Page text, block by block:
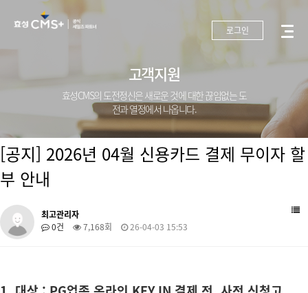
로그인
고객지원
효성CMS의 도전정신은 새로운 것에 대한 끊임없는 도
전과 열정에서 나옵니다.
[공지] 2026년 04월 신용카드 결제 무이자 할
부 안내
최고관리자
0건
7,168회 26-04-03 15:53